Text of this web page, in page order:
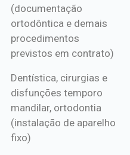
(documentação
ortodôntica e demais
procedimentos
previstos em contrato)
Dentística, cirurgias e
disfunções temporo
mandilar, ortodontia
(instalação de aparelho
fixo)